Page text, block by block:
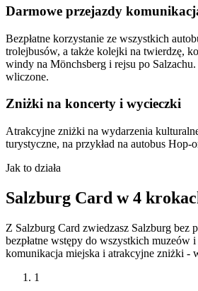
Darmowe przejazdy
Bezpłatne korzystanie ze wszystkich
trolejbusów, a także kolejki na twierdzę,
windy na Mönchsberg i rejsu po
wliczone.
Zniżki na koncerty i wycieczki
Atrakcyjne zniżki na wydarzenia
turystyczne, na przykład na autobus Hop-
Jak to działa
Salzburg Card w 4
Z Salzburg Card zwiedzasz Salzburg bez
bezpłatne wstępy do wszystkich muzeów
komunikacja miejska i atrakcyjne zniżki -
1